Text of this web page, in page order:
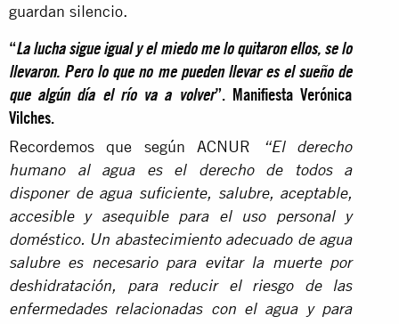
guardan silencio.
“La lucha sigue igual y el miedo me lo quitaron ellos, se lo
llevaron. Pero lo que no me pueden llevar es el sueño de
que algún día el río va a volver”. Manifiesta Verónica
Vilches.
Recordemos que según ACNUR
“El derecho
humano al agua es el derecho de todos a
disponer de agua suficiente, salubre, aceptable,
accesible y asequible para el uso personal y
doméstico. Un abastecimiento adecuado de agua
salubre es necesario para evitar la muerte por
deshidratación, para reducir el riesgo de las
enfermedades relacionadas con el agua y para